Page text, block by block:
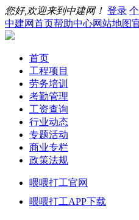
您好,欢迎来到中建网！ 登录
中建网首页帮助中心网站地图
首页
工程项目
劳务培训
考勤管理
工资查询
行业动态
专题活动
商业专栏
政策法规
喂喂打工官网
喂喂打工APP下载